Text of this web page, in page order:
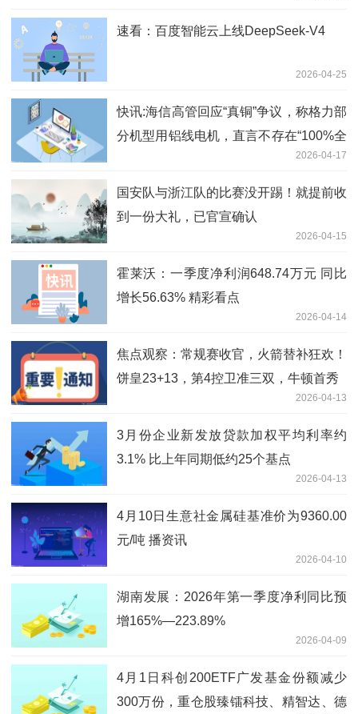
速看：百度智能云上线DeepSeek-V4
2026-04-25
快讯:海信高管回应“真铜”争议，称格力部
分机型用铝线电机，直言不存在“100%全
2026-04-17
国安队与浙江队的比赛没开踢！就提前收
到一份大礼，已官宣确认
2026-04-15
霍莱沃：一季度净利润648.74万元 同比
增长56.63% 精彩看点
2026-04-14
焦点观察：常规赛收官，火箭替补狂欢！
饼皇23+13，第4控卫准三双，牛顿首秀
2026-04-13
3月份企业新发放贷款加权平均利率约
3.1% 比上年同期低约25个基点
2026-04-13
4月10日生意社金属硅基准价为9360.00
元/吨 播资讯
2026-04-10
湖南发展：2026年第一季度净利同比预
增165%—223.89%
2026-04-09
4月1日科创200ETF广发基金份额减少
300万份，重仓股臻镭科技、精智达、德